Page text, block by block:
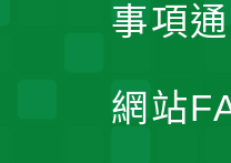
事項
網站